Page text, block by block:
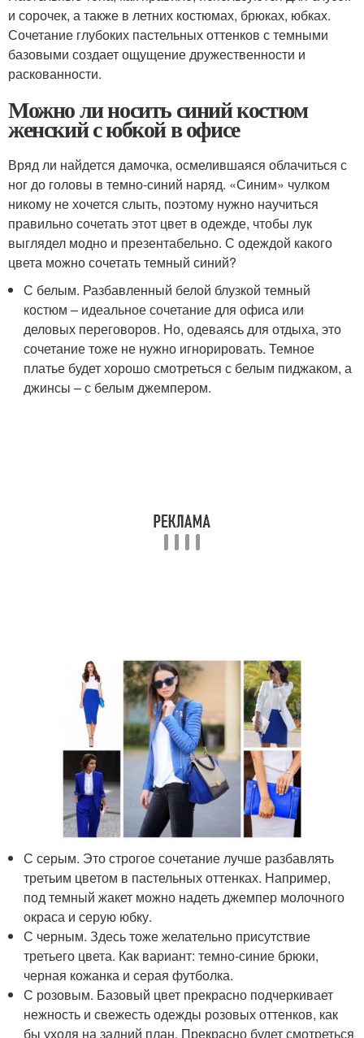
и сорочек, а также в летних костюмах, брюках, юбках.
Сочетание глубоких пастельных оттенков с темными
базовыми создает ощущение дружественности и
раскованности.
Можно ли носить синий костюм
женский с юбкой в офисе
Вряд ли найдется дамочка, осмелившаяся облачиться с
ног до головы в темно-синий наряд. «Синим» чулком
никому не хочется слыть, поэтому нужно научиться
правильно сочетать этот цвет в одежде, чтобы лук
выглядел модно и презентабельно. С одеждой какого
цвета можно сочетать темный синий?
С белым. Разбавленный белой блузкой темный
костюм – идеальное сочетание для офиса или
деловых переговоров. Но, одеваясь для отдыха, это
сочетание тоже не нужно игнорировать. Темное
платье будет хорошо смотреться с белым пиджаком, а
джинсы – с белым джемпером.
С серым. Это строгое сочетание лучше разбавлять
третьим цветом в пастельных оттенках. Например,
под темный жакет можно надеть джемпер молочного
окраса и серую юбку.
С черным. Здесь тоже желательно присутствие
третьего цвета. Как вариант: темно-синие брюки,
черная кожанка и серая футболка.
С розовым. Базовый цвет прекрасно подчеркивает
нежность и свежесть одежды розовых оттенков, как
бы уходя на задний план. Прекрасно будет смотреться